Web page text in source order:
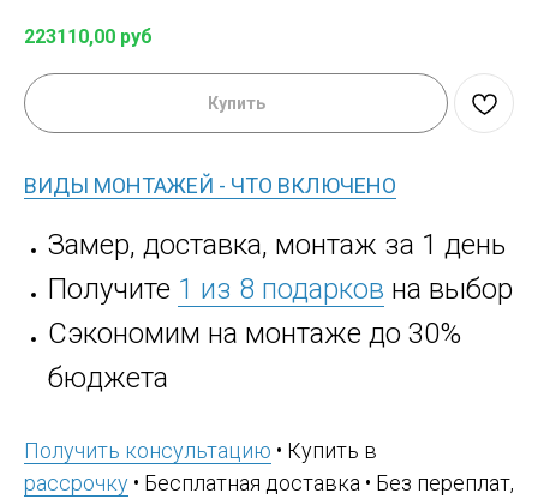
223110,00 руб
Купить
ВИДЫ МОНТАЖЕЙ - ЧТО ВКЛЮЧЕНО
Замер, доставка, монтаж за 1 день
Получите 1 из 8 подарков на выбор
Сэкономим на монтаже до 30%
бюджета
Получить консультацию • Купить в
рассрочку • Бесплатная доставка • Без переплат,